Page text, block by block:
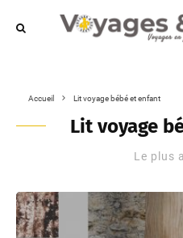
Accueil Lit voyage bébé et enfant
Lit voyage
Le plus